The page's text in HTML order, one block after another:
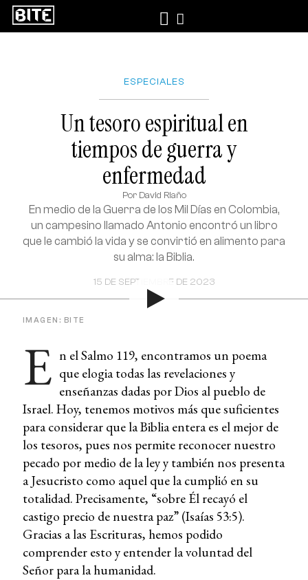
ESPECIALES
Un tesoro espiritual en
tiempos de guerra y
enfermedad
Por David Riaño
15 DE SEPTIEMBRE DE 2023
En medio de la Guerra de los Mil Días en Colombia,
un campesino llamado Antonio encontró un libro
que le cambió la vida y se convirtió en alimento para
su alma: la Biblia.
IMAGEN: BITE
E n el Salmo 119, encontramos un poema
que elogia todas las revelaciones y
enseñanzas dadas por Dios al pueblo de
Israel. Hoy, tenemos motivos más que suficientes
para considerar que la Biblia entera es el mejor de
los tesoros, pues nos permite reconocer nuestro
pecado por medio de la ley y también nos presenta
a Jesucristo como aquel que la cumplió en su
totalidad. Precisamente, “sobre Él recayó el
castigo precio de nuestra paz” (Isaías 53:5).
Gracias a las Escrituras, hemos podido
comprender esto y entender la voluntad del
Señor para la humanidad.